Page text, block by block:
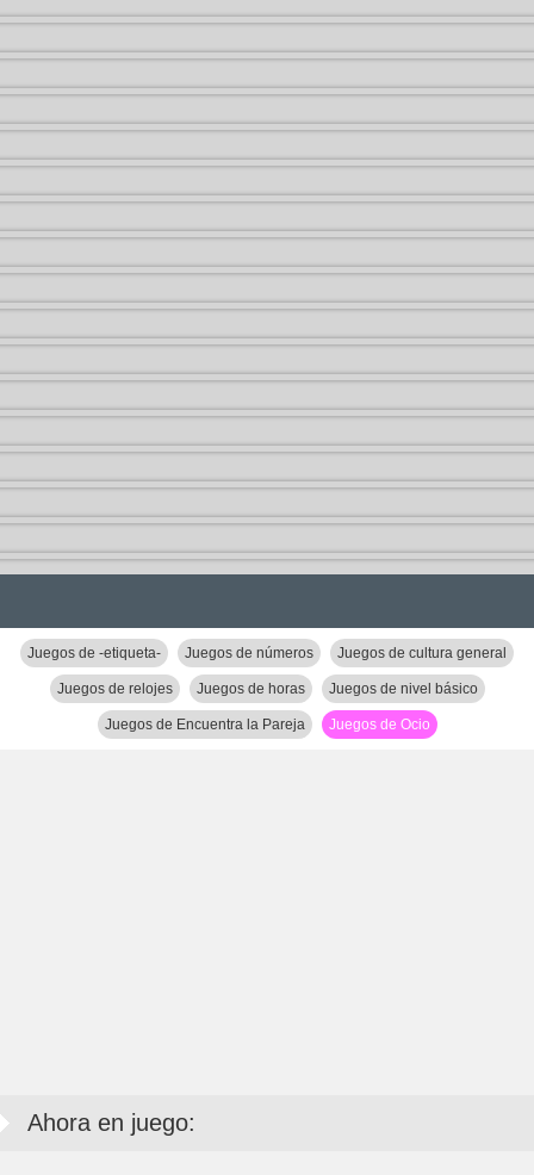
Juegos de -etiqueta- Juegos de números Juegos de cultura general
Juegos de relojes Juegos de horas Juegos de nivel básico
Juegos de Encuentra la Pareja Juegos de Ocio
Ahora en juego: